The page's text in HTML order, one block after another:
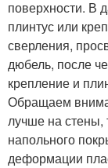
поверхности. В
плинтус или
сверления,
дюбель, после
крепление и
Обращаем
лучше на стены,
напольного
деформации